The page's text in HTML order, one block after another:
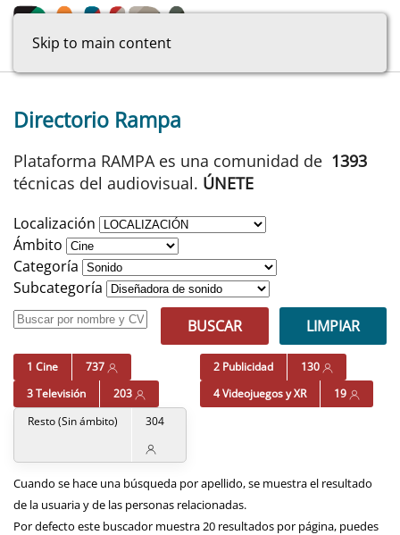
Skip to main content
Directorio Rampa
Plataforma RAMPA es una comunidad de 1393
técnicas del audiovisual. ÚNETE
Localización
Ámbito
Categoría
Subcategoría
BUSCAR
LIMPIAR
1 Cine 737 2 Publicidad
130
3 Televisión
203 4 Videojuegos y XR
19
Resto (Sin ámbito)
304
Cuando se hace una búsqueda por apellido, se muestra el resultado
de la usuaria y de las personas relacionadas.
Por defecto este buscador muestra 20 resultados por página, puedes